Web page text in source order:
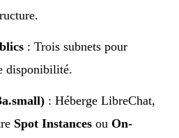
: Trois subnets pour
disponibilité.
: Héberge LibreChat,
Spot Instances ou On-